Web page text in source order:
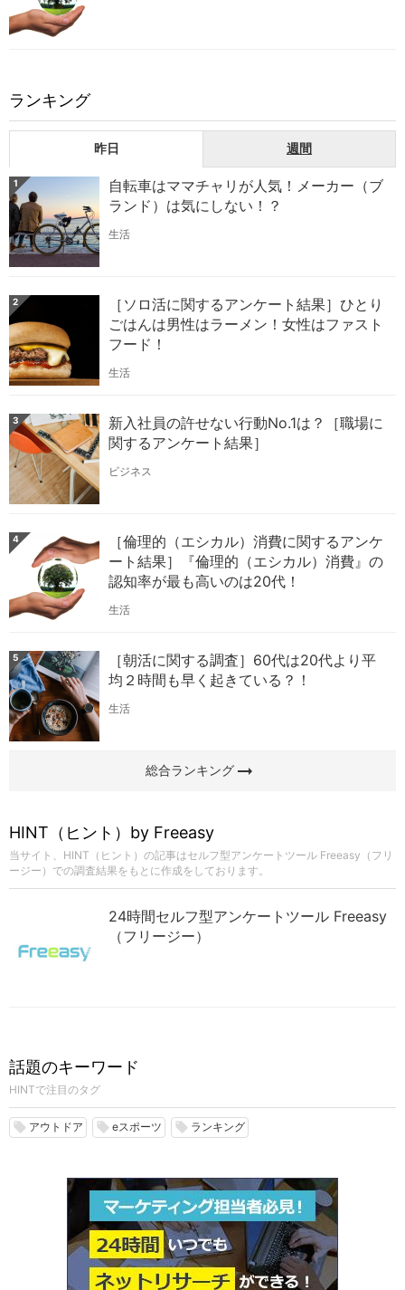
ランキング
昨日 週間
1
自転車はママチャリが人気！メーカー（ブ
ランド）は気にしない！？
生活
2
［ソロ活に関するアンケート結果］ひとり
ごはんは男性はラーメン！女性はファスト
フード！
生活
3
新入社員の許せない行動No.1は？［職場に
関するアンケート結果］
ビジネス
4
［倫理的（エシカル）消費に関するアンケ
ート結果］『倫理的（エシカル）消費』の
認知率が最も高いのは20代！
生活
5
［朝活に関する調査］60代は20代より平
均２時間も早く起きている？！
生活
総合ランキングarrow_right_alt
HINT（ヒント）by Freeasy
当サイト、HINT（ヒント）の記事はセルフ型アンケートツール Freeasy（フリ
ージー）での調査結果をもとに作成をしております。
24時間セルフ型アンケートツール Freeasy
（フリージー）
話題のキーワード
HINTで注目のタグ
local_offer アウトドア local_offer eスポーツ local_offer ランキング